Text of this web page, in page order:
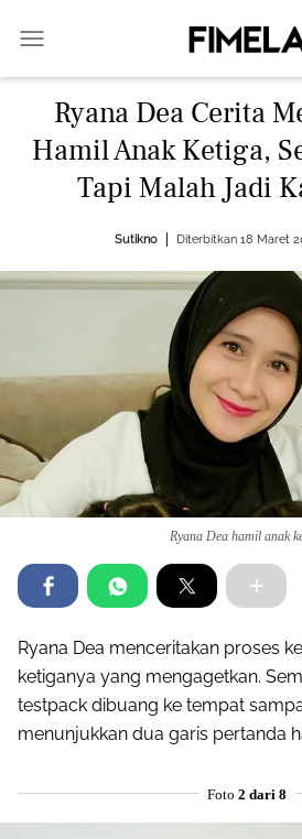
Ryana Dea Cerita
Hamil Anak Ketiga,
Tapi Malah Jadi
Sutikno Diterbitkan 18 Maret
Ryana Dea hamil anak
Ryana Dea menceritakan proses
ketiganya yang mengagetkan.
testpack dibuang ke tempat
menunjukkan dua garis pertanda
Foto 2 dari 8